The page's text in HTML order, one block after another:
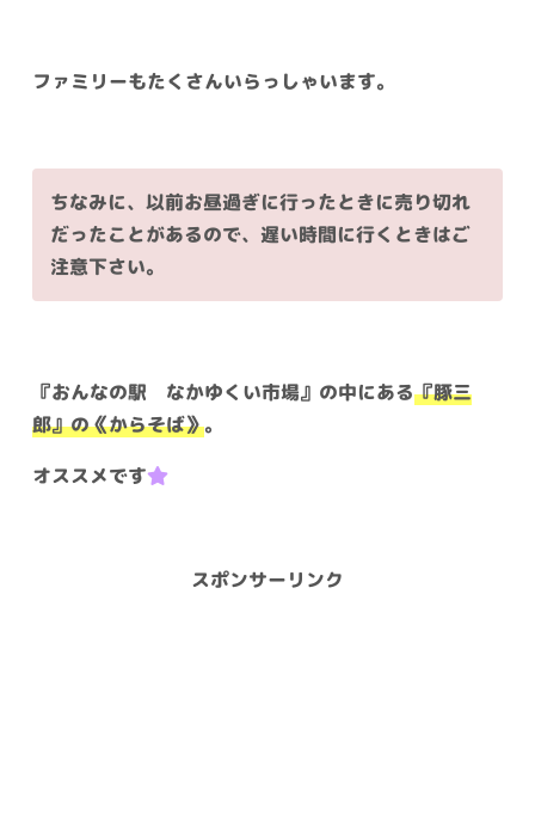
ファミリーもたくさんいらっしゃいます。
ちなみに、以前お昼過ぎに行ったときに売り切れ
だったことがあるので、遅い時間に行くときはご
注意下さい。
『おんなの駅 なかゆくい市場』の中にある『豚三
郎』の《からそば》。
オススメです
スポンサーリンク